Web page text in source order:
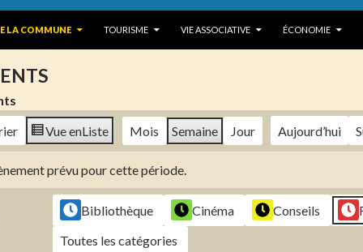
LA COMMUNE
TOURISME VIE ASSOCIATIVE ÉCONOMIE
Vue enListe Mois Semaine Jour Aujourd’hui
prévu pour cette période.
Bibliothèque Cinéma Conseils
Toutes les catégories